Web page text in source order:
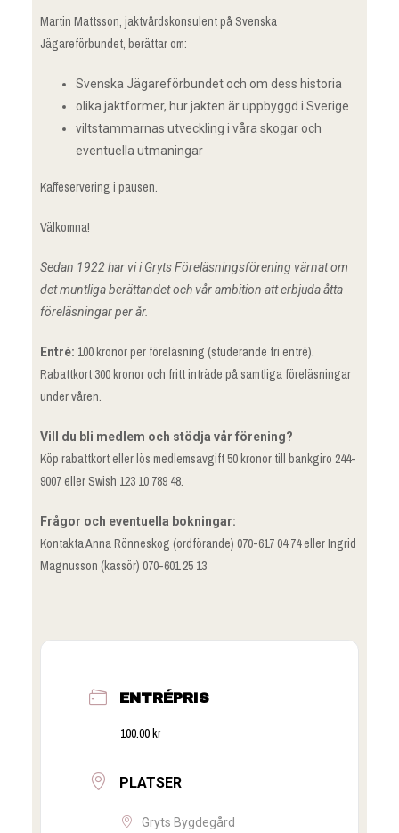
Martin Mattsson, jaktvårdskonsulent på Svenska
Jägareförbundet, berättar om:
Svenska Jägareförbundet och om dess historia
olika jaktformer, hur jakten är uppbyggd i Sverige
viltstammarnas utveckling i våra skogar och
eventuella utmaningar
Kaffeservering i pausen.
Välkomna!
Sedan 1922 har vi i Gryts Föreläsningsförening värnat om
det muntliga berättandet och vår ambition att erbjuda åtta
föreläsningar per år.
Entré: 100 kronor per föreläsning (studerande fri entré).
Rabattkort 300 kronor och fritt inträde på samtliga föreläsningar
under våren.
Vill du bli medlem och stödja vår förening?
Köp rabattkort eller lös medlemsavgift 50 kronor till bankgiro 244-
9007 eller Swish 123 10 789 48.
Frågor och eventuella bokningar:
Kontakta Anna Rönneskog (ordförande) 070-617 04 74 eller Ingrid
Magnusson (kassör) 070-601 25 13
ENTRÉPRIS
100.00 kr
PLATSER
Gryts Bygdegård